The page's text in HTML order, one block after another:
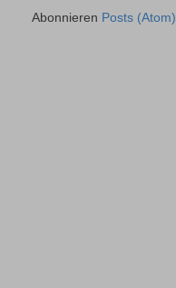
Abonnieren Posts (Atom)